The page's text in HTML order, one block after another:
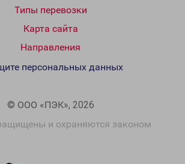
Типы перевозки
Карта сайта
Направления
© ООО «ПЭК», 2026
и охраняются законом
персональных данных